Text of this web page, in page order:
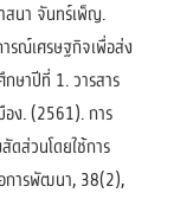
สนา จันทร์เพ็ญ.
รณ์เศรษฐกิจเพื่อส่ง
กษาปีที่ 1. วารสาร
ง. (2561). การ
ดส่วนโดยใช้การ
การพัฒนา, 38(2),